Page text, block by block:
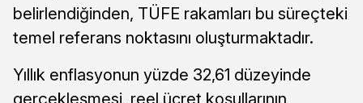
belirlendiğinden, TÜFE rakamları bu süreçteki
temel referans noktasını oluşturmaktadır.
Yıllık enflasyonun yüzde 32,61 düzeyinde
gerçekleşmesi, reel ücret koşullarının